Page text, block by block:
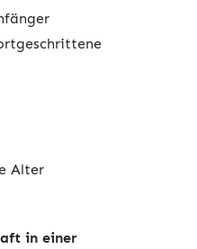
Alter
in einer